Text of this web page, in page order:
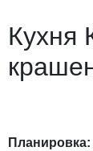
Кухня
Планировка: